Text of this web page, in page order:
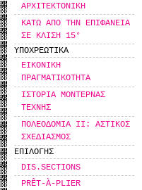
ΑΡΧΙΤΕΚΤΟΝΙΚΗ
ΚΑΤΩ ΑΠΟ ΤΗΝ ΕΠΙΦΑΝΕΙΑ
ΣΕ ΚΛΙΣΗ 15°
ΥΠΟΧΡΕΩΤΙΚΑ
ΕΙΚΟΝΙΚΗ
ΠΡΑΓΜΑΤΙΚΟΤΗΤΑ
ΙΣΤΟΡΙΑ ΜΟΝΤΕΡΝΑΣ
ΤΕΧΝΗΣ
ΠΟΛΕΟΔΟΜΙΑ ΙΙ: ΑΣΤΙΚΟΣ
ΣΧΕΔΙΑΣΜΟΣ
ΕΠΙΛΟΓΗΣ
DIS.SECTIONS
PRÊT-À-PLIER